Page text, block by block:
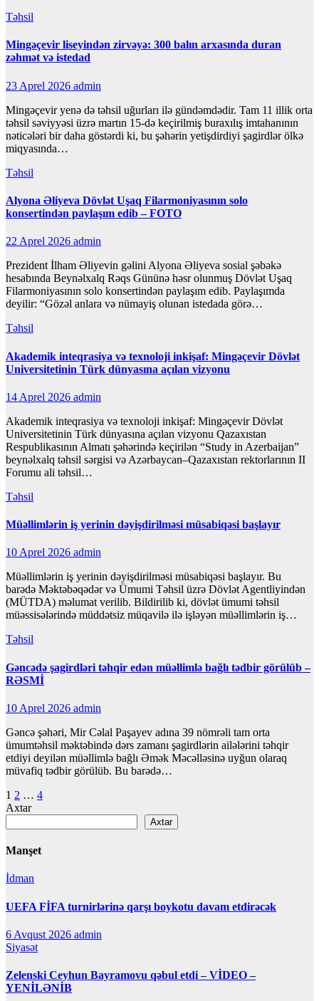
Təhsil
Mingəçevir liseyindən zirvəyə: 300 balın arxasında duran
zəhmət və istedad
23 Aprel 2026 admin
Mingəçevir yenə də təhsil uğurları ilə gündəmdədir. Tam 11 illik orta
təhsil səviyyəsi üzrə martın 15-də keçirilmiş buraxılış imtahanının
nəticələri bir daha göstərdi ki, bu şəhərin yetişdirdiyi şagirdlər ölkə
miqyasında…
Təhsil
Alyona Əliyeva Dövlət Uşaq Filarmoniyasının solo
konsertindən paylaşım edib – FOTO
22 Aprel 2026 admin
Prezident İlham Əliyevin gəlini Alyona Əliyeva sosial şəbəkə
hesabında Beynəlxalq Rəqs Gününə həsr olunmuş Dövlət Uşaq
Filarmoniyasının solo konsertindən paylaşım edib. Paylaşımda
deyilir: “Gözəl anlara və nümayiş olunan istedada görə…
Təhsil
Akademik inteqrasiya və texnoloji inkişaf: Mingəçevir Dövlət
Universitetinin Türk dünyasına açılan vizyonu
14 Aprel 2026 admin
Akademik inteqrasiya və texnoloji inkişaf: Mingəçevir Dövlət
Universitetinin Türk dünyasına açılan vizyonu Qazaxıstan
Respublikasının Almatı şəhərində keçirilən “Study in Azerbaijan”
beynəlxalq təhsil sərgisi və Azərbaycan–Qazaxıstan rektorlarının II
Forumu ali təhsil…
Təhsil
Müəllimlərin iş yerinin dəyişdirilməsi müsabiqəsi başlayır
10 Aprel 2026 admin
Müəllimlərin iş yerinin dəyişdirilməsi müsabiqəsi başlayır. Bu
barədə Məktəbəqədər və Ümumi Təhsil üzrə Dövlət Agentliyindən
(MÜTDA) məlumat verilib. Bildirilib ki, dövlət ümumi təhsil
müəssisələrində müddətsiz müqavilə ilə işləyən müəllimlərin iş…
Təhsil
Gəncədə şagirdləri təhqir edən müəllimlə bağlı tədbir görülüb –
RƏSMİ
10 Aprel 2026 admin
Gəncə şəhəri, Mir Cəlal Paşayev adına 39 nömrəli tam orta
ümumtəhsil məktəbində dərs zamanı şagirdlərin ailələrini təhqir
etdiyi deyilən müəllimlə bağlı Əmək Məcəlləsinə uyğun olaraq
müvafiq tədbir görülüb. Bu barədə…
Posts
pagination
1 2 … 4
Axtar
Axtar
Manşet
İdman
UEFA FİFA turnirlərinə qarşı boykotu davam etdirəcək
6 Avqust 2026 admin
Siyasət
Zelenski Ceyhun Bayramovu qəbul etdi – VİDEO –
YENİLƏNİB